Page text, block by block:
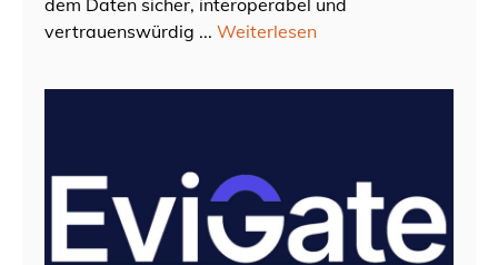
dem Daten sicher, interoperabel und
vertrauenswürdig ... Weiterlesen